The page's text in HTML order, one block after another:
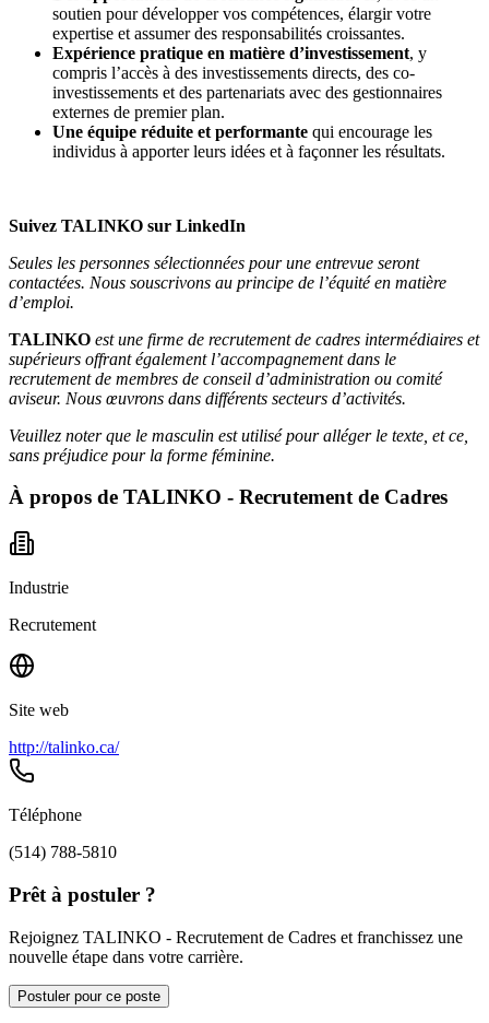
soutien pour développer vos compétences, élargir votre
expertise et assumer des responsabilités croissantes.
Expérience pratique en matière d’investissement, y
compris l’accès à des investissements directs, des co-
investissements et des partenariats avec des gestionnaires
externes de premier plan.
Une équipe réduite et performante qui encourage les
individus à apporter leurs idées et à façonner les résultats.
Suivez TALINKO sur LinkedIn
Seules les personnes sélectionnées pour une entrevue seront
contactées. Nous souscrivons au principe de l’équité en matière
d’emploi.
TALINKO est une firme de recrutement de cadres intermédiaires et
supérieurs offrant également l’accompagnement dans le
recrutement de membres de conseil d’administration ou comité
aviseur. Nous œuvrons dans différents secteurs d’activités.
Veuillez noter que le masculin est utilisé pour alléger le texte, et ce,
sans préjudice pour la forme féminine.
À propos de TALINKO - Recrutement de Cadres
Industrie
Recrutement
Site web
http://talinko.ca/
Téléphone
(514) 788-5810
Prêt à postuler ?
Rejoignez TALINKO - Recrutement de Cadres et franchissez une
nouvelle étape dans votre carrière.
Postuler pour ce poste